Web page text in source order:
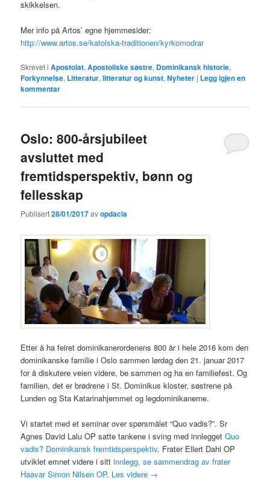
skikkelsen.
Mer info på Artos’ egne hjemmesider:
http://www.artos.se/katolska-traditionen/kyrkomodrar
Skrevet i Apostolat,Apostoliske søstre, Dominikansk historie,
Forkynnelse, Litteratur,litteratur og kunst,Nyheter | Legg igjen en
kommentar
Oslo: 800-årsjubileet
avsluttet med
fremtidsperspektiv, bønn og
fellesskap
Publisert28/01/2017avopdacia
Etter å ha feiret dominikanerordenens 800 år i hele 2016 kom den
dominikanske familie i Oslo sammen lørdag den 21. januar 2017
for å diskutere veien videre, be sammen og ha en familiefest. Og
familien, det er brødrene i St. Dominikus kloster, søstrene på
Lunden og Sta Katarinahjemmet og legdominikanerne.
Vi startet med et seminar over spørsmålet “Quo vadis?”. Sr
Agnes David Lalu OP satte tankene i sving med innleggetQuo
vadis? Dominikansk fremtidsperspektiv. Frater Ellert Dahl OP
utviklet emnet videre i sittinnlegg, se sammendrag av frater
Haavar Simon Nilsen OP. Les videre →